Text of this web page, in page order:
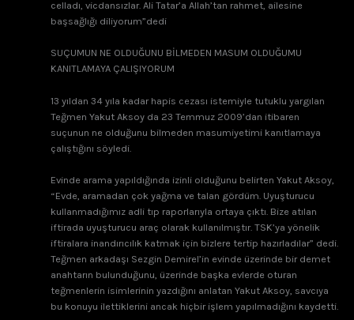
celladı, vicdansızlar. Ali Tatar’a Allah’tan rahmet, ailesine
başsağlığı diliyorum”dedi
SUÇUMUN NE OLDUĞUNU BİLMEDEN MASUM OLDUĞUMU
KANITLAMAYA ÇALIŞIYORUM
13 yıldan 34 yıla kadar hapis cezası istemiyle tutuklu yargılan
Teğmen Yakut Aksoy da 23 Temmuz 2009’dan itibaren
suçunun ne olduğunu bilmeden masumiyetimi kanıtlamaya
çalıştığını söyledi.
Evinde arama yapıldığında izinli olduğunu belirten Yakut Aksoy,
“Evde, aramadan çok yağma ve talan gördüm. Uyuşturucu
kullanmadığımız adli tıp raporlarıyla ortaya çıktı. Bize atılan
iftirada uyuşturucu araç olarak kullanılmıştır. TSK’ya yönelik
iftiralara inandırıcılık katmak için bizlere tertip hazırladılar” dedi.
Teğmen arkadaşı Sezgin Demirel’in evinde üzerinde bir demet
anahtarın bulunduğunu, üzerinde başka evlerde oturan
teğmenlerin isimlerinin yazdığını anlatan Yakut Aksoy, savcıya
bu konuyu ilettiklerini ancak hiçbir işlem yapılmadığını kaydetti.